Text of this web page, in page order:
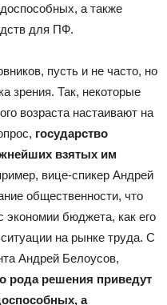
а также
для ПФ.
пусть и не часто, но
зрения. Так, некоторые
возраста настаивают на
государство
взятых им
вице-спикер Андрей
общественности, что
экономии бюджета, как его
на рынке труда. С
Андрей Белоусов,
рода решения приведут
а